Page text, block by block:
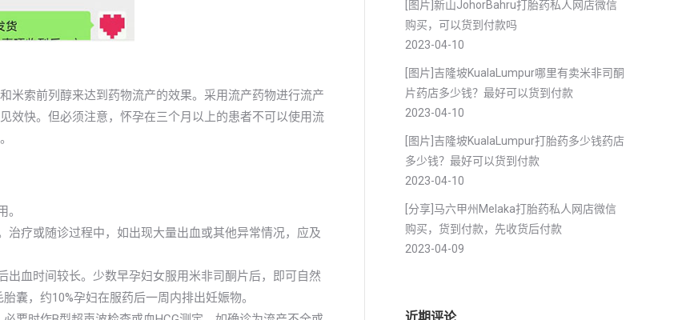
米索前列醇来达到药物流产的效果。采用流产药物进行流产
效快。但必须注意，怀孕在三个月以上的患者不可以使用流
疗或随诊过程中，如出现大量出血或其他异常情况，应及
血时间较长。少数早孕妇女服用米非司酮片后，即可自然
囊，约10%孕妇在服药后一周内排出妊娠物。
[图片]新山JohorBahru打胎药私人网店微信
购买，可以货到付款吗
2023-04-10
[图片]吉隆坡KualaLumpur哪里有卖米非司酮
片药店多少钱？最好可以货到付款
2023-04-10
[图片]吉隆坡KualaLumpur打胎药多少钱药店
多少钱？最好可以货到付款
2023-04-10
[分享]马六甲州Melaka打胎药私人网店微信
购买，货到付款，先收货后付款
2023-04-09